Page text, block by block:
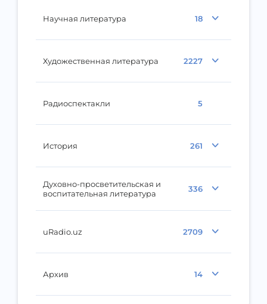
Научная литература 18
Художественная литература 2227
Радиоспектакли 5
История 261
Духовно-просветительская и
воспитательная литература
336
uRadio.uz 2709
Архив 14